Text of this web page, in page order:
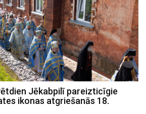
pikniks Strūves parkā